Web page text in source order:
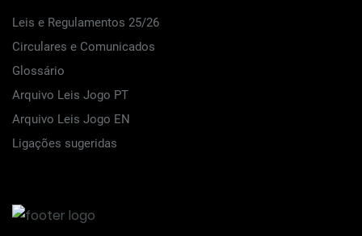
Leis e Regulamentos 25/26
Circulares e Comunicados
Glossário
Arquivo Leis Jogo PT
Arquivo Leis Jogo EN
Ligações sugeridas